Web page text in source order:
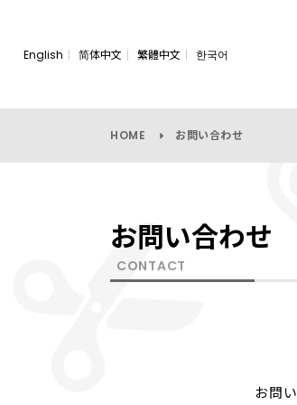
English 简体中文 繁體中文 한국어
HOME お問い合わせ
お問い合わせ
CONTACT
お問